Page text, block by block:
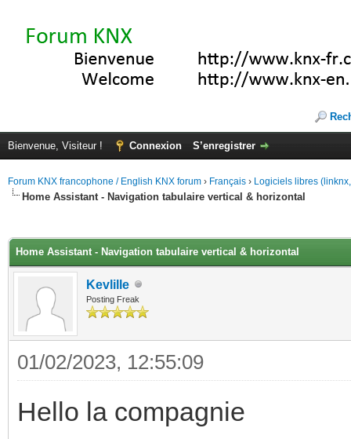
Bienvenue, Visiteur ! Connexion S’enregistrer
Forum KNX francophone / English KNX forum › Français › Logiciels libres
Home Assistant - Navigation tabulaire vertical & horizontal
Home Assistant - Navigation tabulaire vertical & horizontal
Kevlille
Posting Freak
01/02/2023, 12:55:09
Hello la compagnie